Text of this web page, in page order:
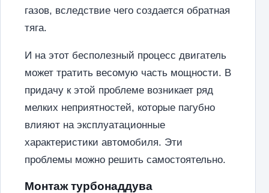
газов, вследствие чего создается обратная
тяга.
И на этот бесполезный процесс двигатель
может тратить весомую часть мощности. В
придачу к этой проблеме возникает ряд
мелких неприятностей, которые пагубно
влияют на эксплуатационные
характеристики автомобиля. Эти
проблемы можно решить самостоятельно.
Монтаж турбонаддува